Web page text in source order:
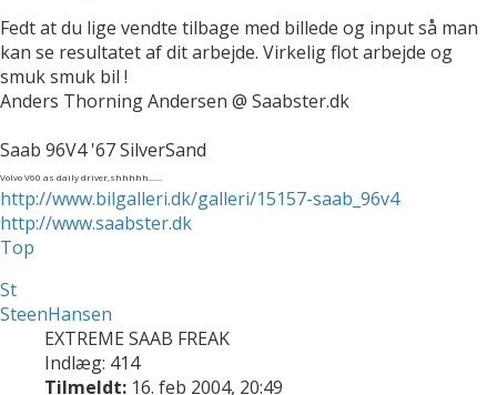
Fedt at du lige vendte tilbage med billede og input så man
kan se resultatet af dit arbejde. Virkelig flot arbejde og
smuk smuk bil !
Anders Thorning Andersen @ Saabster.dk
Saab 96V4 '67 SilverSand
Volvo V60 as daily driver,shhhhh......
http://www.bilgalleri.dk/galleri/15157-saab_96v4
http://www.saabster.dk
Top
St
SteenHansen
EXTREME SAAB FREAK
Indlæg: 414
Tilmeldt: 16. feb 2004, 20:49